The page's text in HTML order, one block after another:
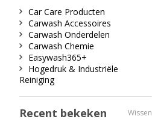
Car Care Producten
Carwash Accessoires
Carwash Onderdelen
Carwash Chemie
Easywash365+
Hogedruk & Industriële
Reiniging
Recent bekeken Wissen